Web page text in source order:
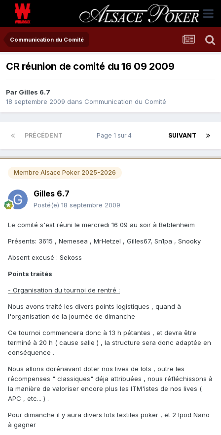
Communication du Comité
CR réunion de comité du 16 09 2009
Par Gilles 6.7
18 septembre 2009 dans Communication du Comité
PRÉCÉDENT SUIVANT
Page 1 sur 4
Membre Alsace Poker 2025-2026
Gilles 6.7
Posté(e) 18 septembre 2009
Le comité s'est réuni le mercredi 16 09 au soir à Beblenheim
Présents: 3615 , Nemesea , MrHetzel , Gilles67, Sn1pa , Snooky
Absent excusé : Sekoss
Points traités
- Organisation du tournoi de rentré :
Nous avons traité les divers points logistiques , quand à
l'organisation de la journée de dimanche
Ce tournoi commencera donc à 13 h pétantes , et devra être
terminé à 20 h ( cause salle ) , la structure sera donc adaptée en
conséquence .
Nous allons dorénavant doter nos lives de lots , outre les
récompenses " classiques" déja attribuées , nous réfléchissons à
la manière de valoriser encore plus les ITM'istes de nos lives (
APC , etc... ) .
Pour dimanche il y aura divers lots textiles poker , et 2 Ipod Nano
à gagner